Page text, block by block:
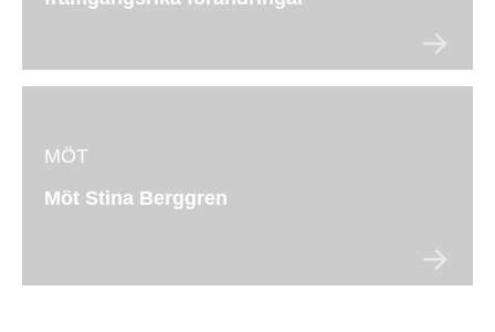
MÖT
Möt Stina Berggren